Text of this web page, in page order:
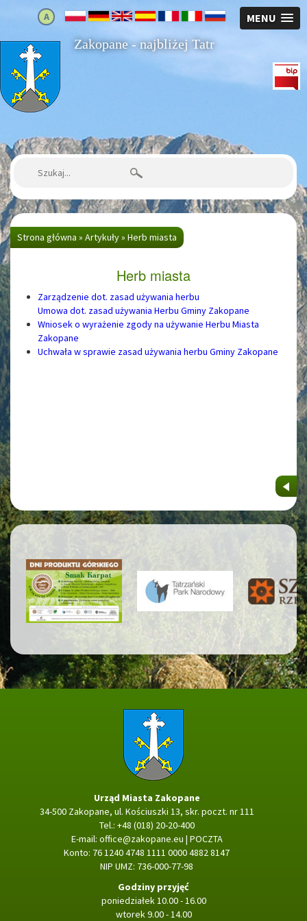
MENU
A
Strona główna Zakopane - najbliżej Tatr
Szukaj:
Strona główna » Artykuły» Herb miasta
Herb miasta
Zarządzenie dot. zasad używania herbu
Umowa dot. zasad używania Herbu Gminy Zakopane
Wniosek o wyrażenie zgody na używanie Herbu Miasta
Zakopane
Uchwała w sprawie zasad używania herbu Gminy Zakopane
Strona główna
Urząd Miasta Zakopane
34-500 Zakopane, ul. Kościuszki 13, skr. poczt. nr 111
Tel.: +48 (018) 20-20-400
E-mail: office@zakopane.eu | POCZTA
Konto: 76 1240 4748 1111 0000 4882 8147
NIP UMZ: 736-000-77-98
Godziny przyjęć
poniedziałek 10.00 - 16.00
wtorek 9.00 - 14.00